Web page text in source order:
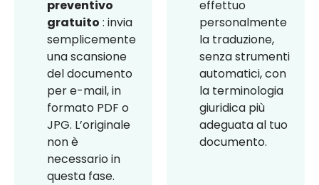
preventivo
gratuito : invia
semplicemente
una scansione
del documento
per e-mail, in
formato PDF o
JPG. L’originale
non è
necessario in
questa fase.
effettuo
personalmente
la traduzione,
senza strumenti
automatici, con
la terminologia
giuridica più
adeguata al tuo
documento.